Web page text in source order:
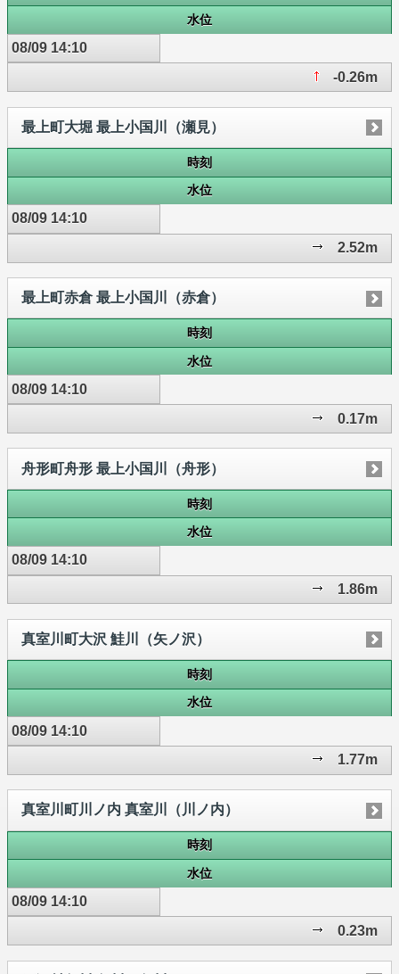
水位
08/09 14:10
-0.26m
最上町大堀 最上小国川（瀬見）
時刻
水位
08/09 14:10
2.52m
最上町赤倉 最上小国川（赤倉）
時刻
水位
08/09 14:10
0.17m
舟形町舟形 最上小国川（舟形）
時刻
水位
08/09 14:10
1.86m
真室川町大沢 鮭川（矢ノ沢）
時刻
水位
08/09 14:10
1.77m
真室川町川ノ内 真室川（川ノ内）
時刻
水位
08/09 14:10
0.23m